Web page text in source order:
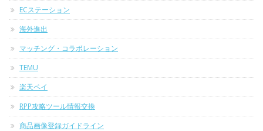
ECステーション
海外進出
マッチング・コラボレーション
TEMU
楽天ペイ
RPP攻略ツール情報交換
商品画像登録ガイドライン